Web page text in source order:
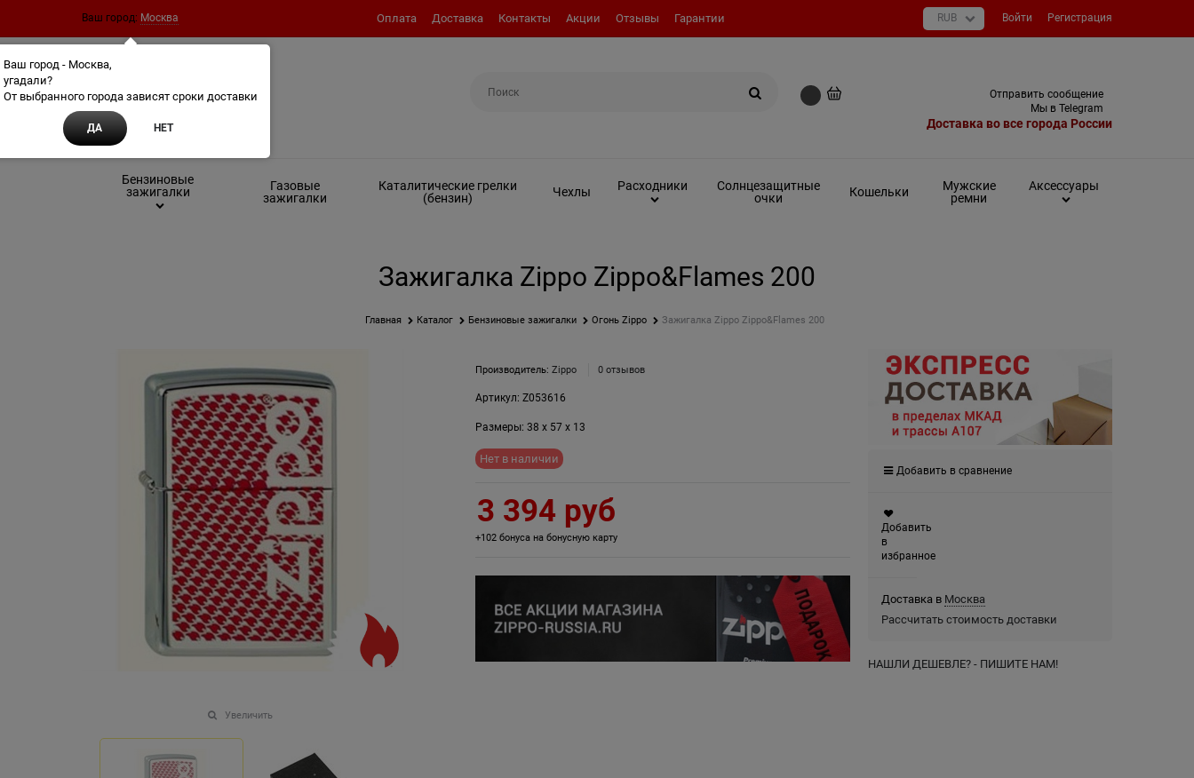
Ваш город: Москва Оплата Доставка Контакты Акции Отзывы Гарантии Войти Регистрация
Отправить сообщение
Мы в Telegram
Доставка во все города России
Бензиновые
зажигалки
Газовые
зажигалки
Каталитические грелки
(бензин)
Чехлы Расходники
Солнцезащитные
очки
Кошельки
Мужские
ремни
Аксессуары
Зажигалка Zippo Zippo&Flames 200
Главная Каталог Бензиновые зажигалки Огонь Zippo Зажигалка Zippo Zippo&Flames 200
Увеличить
Производитель: Zippo 0 отзывов
Артикул: Z053616
Размеры: 38 x 57x 13
Нет в наличии
3 394 руб
+102 бонуса на бонусную карту
Добавить в сравнение
Добавить
в
избранное
Доставка в Москва
Рассчитать стоимость доставки
НАШЛИ ДЕШЕВЛЕ? - ПИШИТЕ НАМ!
Ваш город - Москва,
угадали?
От выбранного города зависят сроки доставки
ДА НЕТ